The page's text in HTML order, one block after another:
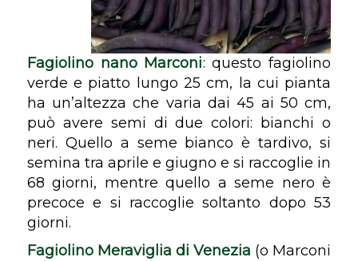
Fagiolino nano Marconi: questo fagiolino
verde e piatto lungo 25 cm, la cui pianta
ha un’altezza che varia dai 45 ai 50 cm,
può avere semi di due colori: bianchi o
neri. Quello a seme bianco è tardivo, si
semina tra aprile e giugno e si raccoglie in
68 giorni, mentre quello a seme nero è
precoce e si raccoglie soltanto dopo 53
giorni.
Fagiolino Meraviglia di Venezia (o Marconi